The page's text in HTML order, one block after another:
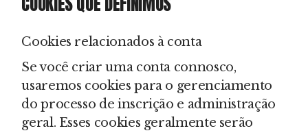
Cookies relacionados à conta
Se você criar uma conta connosco,
usaremos cookies para o gerenciamento
do processo de inscrição e administração
geral. Esses cookies geralmente serão